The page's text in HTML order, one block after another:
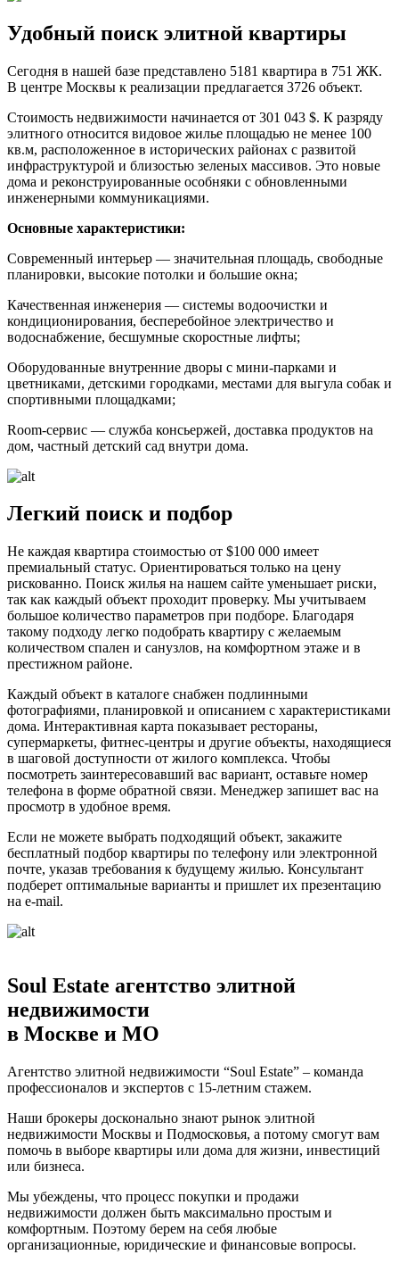
Удобный поиск элитной квартиры
Сегодня в нашей базе представлено 5181 квартира в 751 ЖК.
В центре Москвы к реализации предлагается 3726 объект.
Стоимость недвижимости начинается от 301 043 $. К разряду
элитного относится видовое жилье площадью не менее 100
кв.м, расположенное в исторических районах с развитой
инфраструктурой и близостью зеленых массивов. Это новые
дома и реконструированные особняки с обновленными
инженерными коммуникациями.
Основные характеристики:
Современный интерьер — значительная площадь, свободные
планировки, высокие потолки и большие окна;
Качественная инженерия — системы водоочистки и
кондиционирования, бесперебойное электричество и
водоснабжение, бесшумные скоростные лифты;
Оборудованные внутренние дворы с мини-парками и
цветниками, детскими городками, местами для выгула собак и
спортивными площадками;
Room-сервис — служба консьержей, доставка продуктов на
дом, частный детский сад внутри дома.
Легкий поиск и подбор
Не каждая квартира стоимостью от $100 000 имеет
премиальный статус. Ориентироваться только на цену
рискованно. Поиск жилья на нашем сайте уменьшает риски,
так как каждый объект проходит проверку. Мы учитываем
большое количество параметров при подборе. Благодаря
такому подходу легко подобрать квартиру с желаемым
количеством спален и санузлов, на комфортном этаже и в
престижном районе.
Каждый объект в каталоге снабжен подлинными
фотографиями, планировкой и описанием с характеристиками
дома. Интерактивная карта показывает рестораны,
супермаркеты, фитнес-центры и другие объекты, находящиеся
в шаговой доступности от жилого комплекса. Чтобы
посмотреть заинтересовавший вас вариант, оставьте номер
телефона в форме обратной связи. Менеджер запишет вас на
просмотр в удобное время.
Если не можете выбрать подходящий объект, закажите
бесплатный подбор квартиры по телефону или электронной
почте, указав требования к будущему жилью. Консультант
подберет оптимальные варианты и пришлет их презентацию
на e-mail.
Soul Estate агентство элитной
недвижимости
в Москве и МО
Агентство элитной недвижимости “Soul Estate” – команда
профессионалов и экспертов с 15-летним стажем.
Наши брокеры досконально знают рынок элитной
недвижимости Москвы и Подмосковья, а потому смогут вам
помочь в выборе квартиры или дома для жизни, инвестиций
или бизнеса.
Мы убеждены, что процесс покупки и продажи
недвижимости должен быть максимально простым и
комфортным. Поэтому берем на себя любые
организационные, юридические и финансовые вопросы.